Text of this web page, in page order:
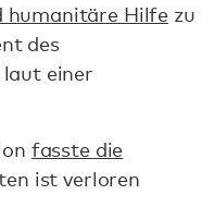
humanitäre Hilfe zu
des
einer
fasste die
ist verloren